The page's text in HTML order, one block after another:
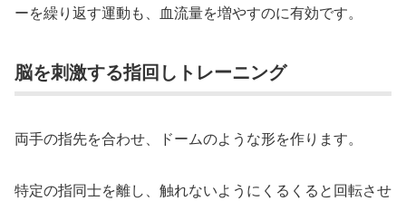
ーを繰り返す運動も、血流量を増やすのに有効です。
脳を刺激する指回しトレーニング
両手の指先を合わせ、ドームのような形を作ります。
特定の指同士を離し、触れないようにくるくると回転させ